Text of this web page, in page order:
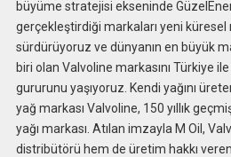
büyüme stratejisi ekseninde
gerçekleştirdiği markaları yeni
sürdürüyoruz ve dünyanın en büyük
biri olan Valvoline markasını Türkiye
gururunu yaşıyoruz. Kendi yağını
yağ markası Valvoline, 150 yıllık
yağı markası. Atılan imzayla M Oil,
distribütörü hem de üretim hakkı